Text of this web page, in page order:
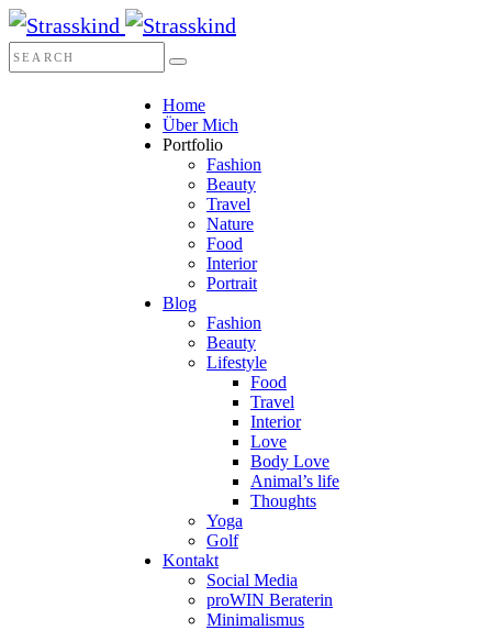
Home
Über Mich
Portfolio
Fashion
Beauty
Travel
Nature
Food
Interior
Portrait
Blog
Fashion
Beauty
Lifestyle
Food
Travel
Interior
Love
Body Love
Animal’s life
Thoughts
Yoga
Golf
Kontakt
Social Media
proWIN Beraterin
Minimalismus